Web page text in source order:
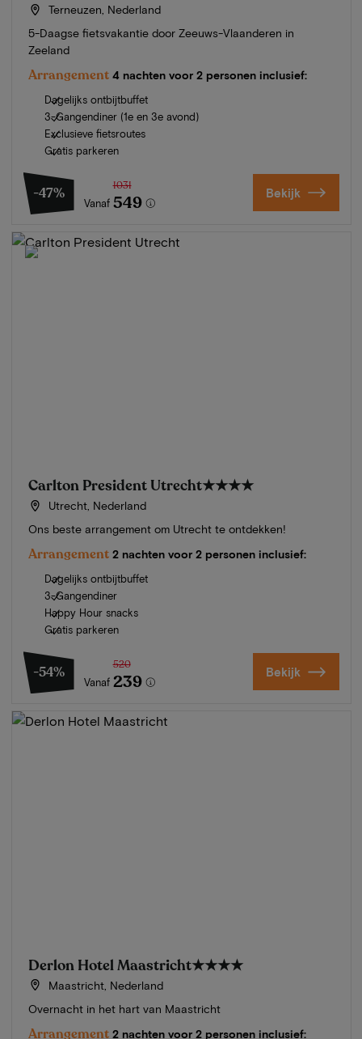
Terneuzen, Nederland
5-Daagse fietsvakantie door Zeeuws-Vlaanderen in
Zeeland
Arrangement 4 nachten voor 2 personen inclusief:
Dagelijks ontbijtbuffet
3-Gangendiner (1e en 3e avond)
Exclusieve fietsroutes
Gratis parkeren
-47%
Vanaf
1031
549 Bekijk
Carlton President Utrecht★★★★
Utrecht, Nederland
Ons beste arrangement om Utrecht te ontdekken!
Arrangement 2 nachten voor 2 personen inclusief:
Dagelijks ontbijtbuffet
3-Gangendiner
Happy Hour snacks
Gratis parkeren
-54%
Vanaf
520
239 Bekijk
Derlon Hotel Maastricht★★★★
Maastricht, Nederland
Overnacht in het hart van Maastricht
Arrangement 2 nachten voor 2 personen inclusief: